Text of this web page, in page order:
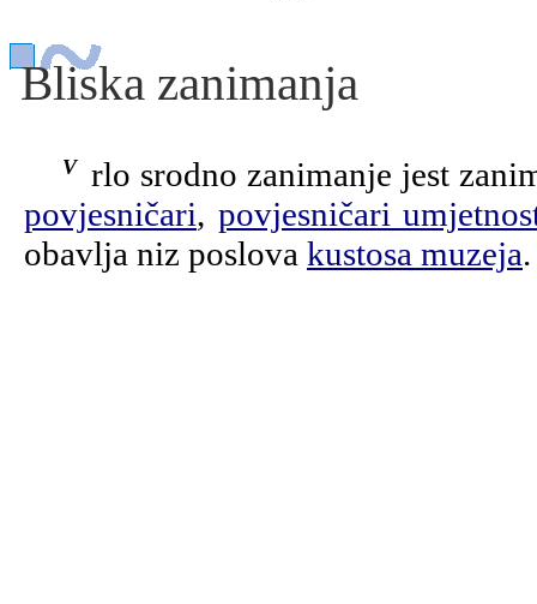
Bliska zanimanja
Vrlo srodno zanimanje jest
povjesničari, povjesničari
obavlja niz poslova kustosa muzeja.